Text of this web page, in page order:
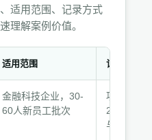
适用范围、记录方式
理解案例价值。
适用范围 记录方式
金融科技企业，30-
60人新员工批次
项目档案
2024-015
与纸质记